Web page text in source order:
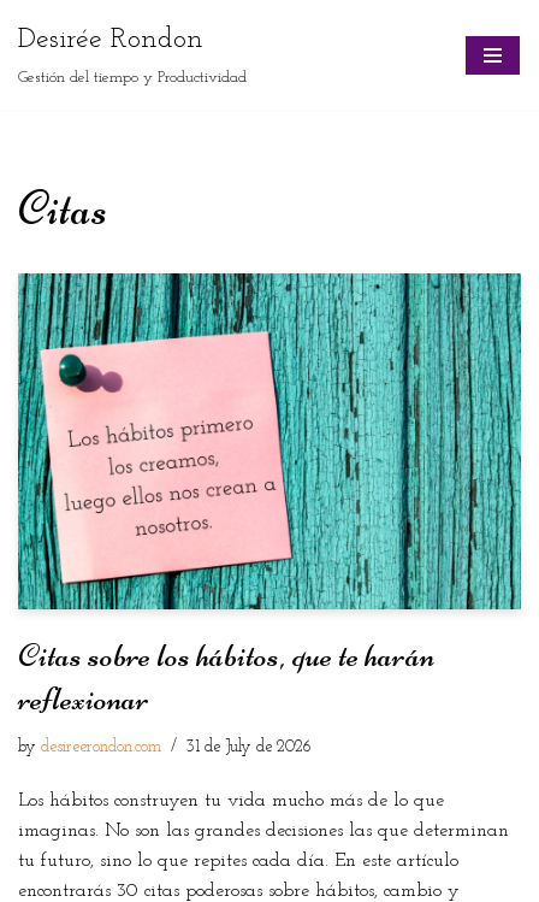
Desirée Rondon
Gestión del tiempo y Productividad
Citas
Citas sobre los hábitos, que te harán
reflexionar
by desireerondon.com 31 de July de 2026
Los hábitos construyen tu vida mucho más de lo que
imaginas. No son las grandes decisiones las que determinan
tu futuro, sino lo que repites cada día. En este artículo
encontrarás 30 citas poderosas sobre hábitos, cambio y